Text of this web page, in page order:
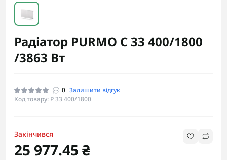
Радіатор PURMO C 33 400/1800
/3863 Вт
0 Залишити відгук
Код товару: P 33 400/1800
Закінчився
25 977.45 ₴